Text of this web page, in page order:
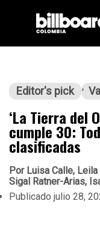
Editor's pick
‘La Tierra del
cumple 30:
clasificadas
PorLuisa Calle, Leila
Sigal Ratner-Arias,
Publicado julio 28,